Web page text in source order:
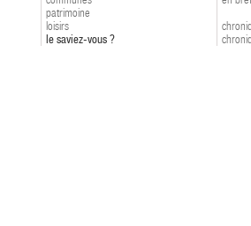
patrimoine
loisirs
le saviez-vous ?